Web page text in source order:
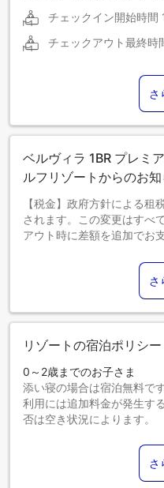
チェックイン開始時間
チェックアウト最終時
さ
ベルヴィラ 1BR プレミ
ルフリゾートからのお
【税金】政府方針による租
されます。この変更はすべ
アウト時に差額を追加でお
さ
リゾートの宿泊ポリシー
0～2歳までのお子さま
添い寝の場合は宿泊無料で
利用には追加料金が発生す
否は空き状況によります。
添い寝の場合は宿泊無料です
6歳以上のゲストは大人とみ
エキストラベッドの追加可
さ